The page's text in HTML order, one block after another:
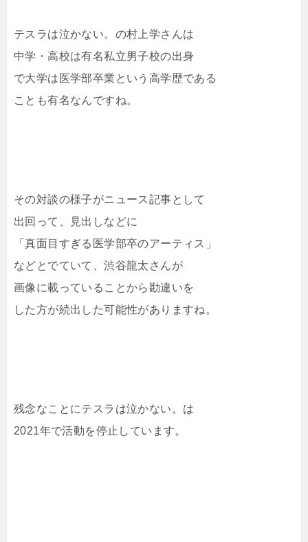
テスラは泣かない。の村上学さんは
中学・高校は有名私立男子校の出身
で大学は医学部卒業という高学歴である
ことも有名なんですね。
その対談の様子がニュース記事として
出回って、見出しなどに
「真面目すぎる医学部卒のアーティス」
などとでていて、渋谷龍太さんが
画像に載っていることから勘違いを
した方が続出した可能性がありますね。
残念なことにテスラは泣かない。は
2021年で活動を停止しています。